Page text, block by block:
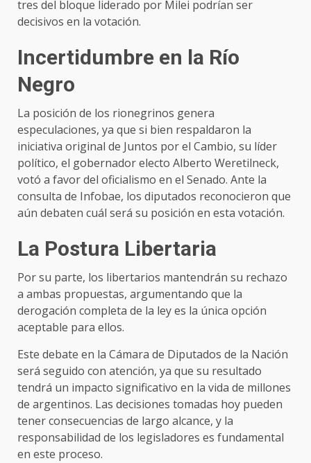
tres del bloque liderado por Milei podrían ser
decisivos en la votación.
Incertidumbre en la Río
Negro
La posición de los rionegrinos genera
especulaciones, ya que si bien respaldaron la
iniciativa original de Juntos por el Cambio, su líder
político, el gobernador electo Alberto Weretilneck,
votó a favor del oficialismo en el Senado. Ante la
consulta de Infobae, los diputados reconocieron que
aún debaten cuál será su posición en esta votación.
La Postura Libertaria
Por su parte, los libertarios mantendrán su rechazo
a ambas propuestas, argumentando que la
derogación completa de la ley es la única opción
aceptable para ellos.
Este debate en la Cámara de Diputados de la Nación
será seguido con atención, ya que su resultado
tendrá un impacto significativo en la vida de millones
de argentinos. Las decisiones tomadas hoy pueden
tener consecuencias de largo alcance, y la
responsabilidad de los legisladores es fundamental
en este proceso.